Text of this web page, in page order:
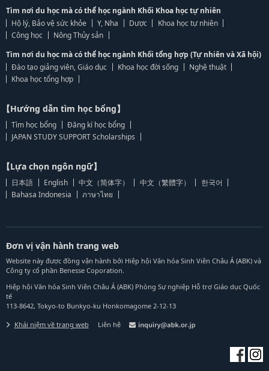
Tìm nơi du học mà có thể học ngành Khối Khoa học tự nhiên
Hộ lý, Bảo vệ sức khỏe
Y, Nha Dược
Khoa học tự nhiên
Công học
Nông Thủy sản
Tìm nơi du học mà có thể học ngành Khối tổng hợp (Tự nhiên và Xã hội)
Đào tạo giảng viên, Giáo dục
Khoa học đời sống
Nghệ thuật
Khoa học tổng hợp
【Hướng dẫn tìm học bổng】
Tìm học bổng
Đăng kí học bổng
JAPAN STUDY SUPPORT Scholarships
【Lựa chọn ngôn ngữ】
日本語 English 中文（简体字） 中文（繁體字）
한국어
Bahasa Indonesia
ภาษาไทย
Đơn vị vận hành trang web
Website này được đồng vận hành bởi Hiệp hội Văn hóa Sinh Viên Châu Á (ABK) và
Công ty cổ phần Benesse Coporation.
Hiệp hội Văn hóa Sinh Viên Châu Á (ABK) Phòng Sự nghiệp Hỗ trợ Giáo dục Quốc
tế
113-8642, Tokyo-to Bunkyo-ku Honkomagome 2-12-13
Khái niệm về trang web Liên hệ